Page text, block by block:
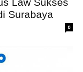
Surabaya
0